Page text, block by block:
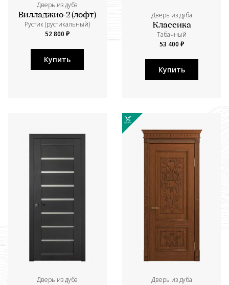
Дверь из дуба
Вилладжио-2 (лофт)
Рустик (рустикальный)
52 800 ₽
Купить
Дверь из дуба
Классика
Табачный
53 400 ₽
Купить
Дверь из дуба Дверь из дуба